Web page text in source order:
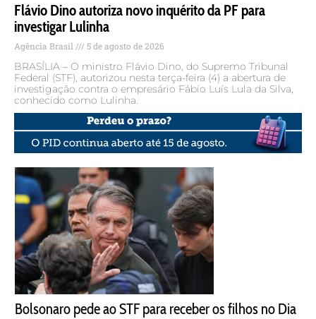
Flávio Dino autoriza novo inquérito da PF para
investigar Lulinha
Agência Brasil 5 de agosto de 2026
BRASÍLIA – O ministro Flávio Dino, do Supremo Tribunal
Federal (STF), autorizou nesta terça-feira (4) a abertura de
investigação contra o empresário Fábio Luís Lula da Silva,
conhecido como Lulinha.
Bolsonaro pede ao STF para receber os filhos no Dia